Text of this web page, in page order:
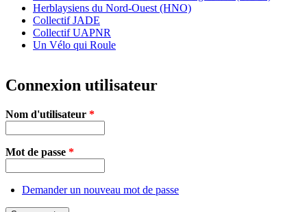
Herblaysiens du Nord-Ouest (HNO)
Collectif JADE
Collectif UAPNR
Un Vélo qui Roule
Connexion utilisateur
Nom d'utilisateur *
Mot de passe *
Demander un nouveau mot de passe